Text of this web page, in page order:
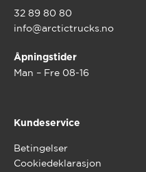
32 89 80 80
info@arctictrucks.no
Åpningstider
Man – Fre 08-16
Kundeservice
Betingelser
Cookiedeklarasjon